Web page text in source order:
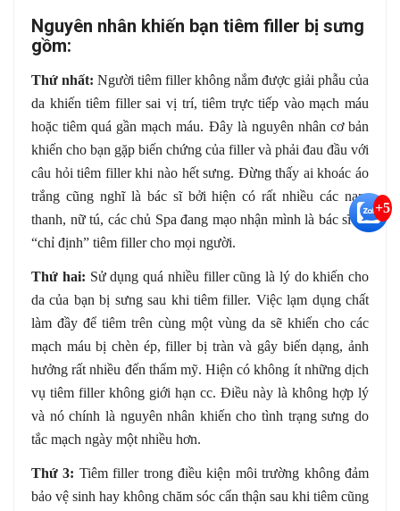
Nguyên nhân khiến bạn tiêm filler bị sưng
gồm:
Thứ nhất: Người tiêm filler không nắm được giải phẫu của
da khiến tiêm filler sai vị trí, tiêm trực tiếp vào mạch máu
hoặc tiêm quá gần mạch máu. Đây là nguyên nhân cơ bản
khiến cho bạn gặp biến chứng của filler và phải đau đầu với
câu hỏi tiêm filler khi nào hết sưng. Đừng thấy ai khoác áo
trắng cũng nghĩ là bác sĩ bởi hiện có rất nhiều các nam
thanh, nữ tú, các chủ Spa đang mạo nhận mình là bác sĩ và
“chỉ định” tiêm filler cho mọi người.
Thứ hai: Sử dụng quá nhiều filler cũng là lý do khiến cho
da của bạn bị sưng sau khi tiêm filler. Việc lạm dụng chất
làm đầy để tiêm trên cùng một vùng da sẽ khiến cho các
mạch máu bị chèn ép, filler bị tràn và gây biến dạng, ảnh
hưởng rất nhiều đến thẩm mỹ. Hiện có không ít những dịch
vụ tiêm filler không giới hạn cc. Điều này là không hợp lý
và nó chính là nguyên nhân khiến cho tình trạng sưng do
tắc mạch ngày một nhiều hơn.
Thứ 3: Tiêm filler trong điều kiện môi trường không đảm
bảo vệ sinh hay không chăm sóc cẩn thận sau khi tiêm cũng
+5